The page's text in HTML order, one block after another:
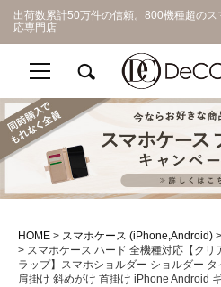
出荷数累計50万件の信頼。800機種超の
応専門店
HOME スマホケース (iPhone,Android)
スマホケース ハード 全機種対応【クリ
ラップ】スマホショルダー ショルダー
肩掛け 斜めがけ 首掛け iPhone Android